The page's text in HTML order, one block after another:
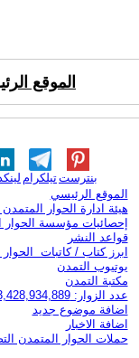
الموقع
تيلكرامبنترست
الموقع الرئيسي
هيئة ادارة الحوار المتمدن
إحصائيات مؤسسة الحوار
قواعد النشر
ابرز كتاب / كاتبات
يوتيوب التمدن
مكتبة التمدن
عدد الزوار: 3,428,934,889
اضافة موضوع جديد
اضافة الاخبار
حملات الحوار المتمدن